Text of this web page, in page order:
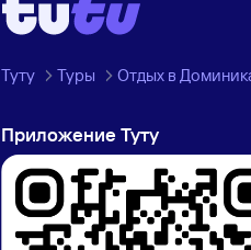
Туту Туры Отдых в
Приложение Туту